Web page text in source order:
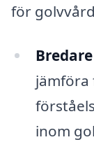
för
jämföra
inom